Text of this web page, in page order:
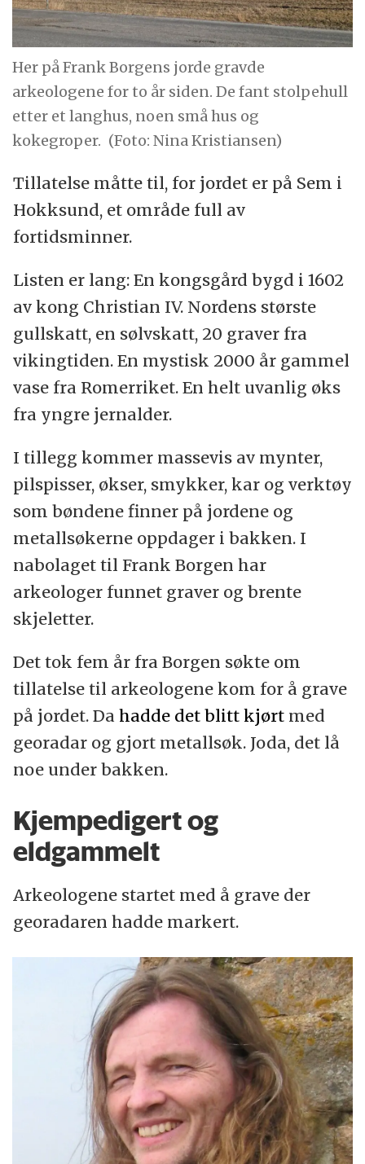
Her på Frank Borgens jorde gravde
arkeologene for to år siden. De fant stolpehull
etter et langhus, noen små hus og
kokegroper. (Foto: Nina Kristiansen)
Tillatelse måtte til, for jordet er på Sem i
Hokksund, et område full av
fortidsminner.
Listen er lang: En kongsgård bygd i 1602
av kong Christian IV. Nordens største
gullskatt, en sølvskatt, 20 graver fra
vikingtiden. En mystisk 2000 år gammel
vase fra Romerriket. En helt uvanlig øks
fra yngre jernalder.
I tillegg kommer massevis av mynter,
pilspisser, økser, smykker, kar og verktøy
som bøndene finner på jordene og
metallsøkerne oppdager i bakken. I
nabolaget til Frank Borgen har
arkeologer funnet graver og brente
skjeletter.
Det tok fem år fra Borgen søkte om
tillatelse til arkeologene kom for å grave
på jordet. Da hadde det blitt kjørt med
georadar og gjort metallsøk. Joda, det lå
noe under bakken.
Kjempedigert og
eldgammelt
Arkeologene startet med å grave der
georadaren hadde markert.